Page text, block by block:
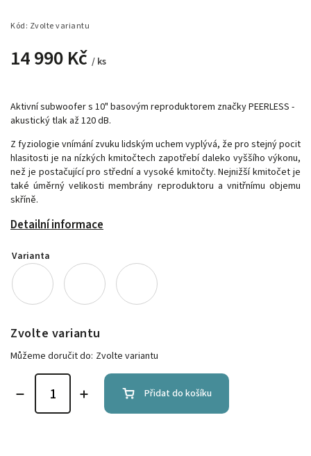
Kód: Zvolte variantu
14 990 Kč / ks
Aktivní subwoofer s 10" basovým reproduktorem značky PEERLESS -
akustický tlak až 120 dB.
Z fyziologie vnímání zvuku lidským uchem vyplývá, že pro stejný pocit
hlasitosti je na nízkých kmitočtech zapotřebí daleko vyššího výkonu,
než je postačující pro střední a vysoké kmitočty. Nejnižší kmitočet je
také úměrný velikosti membrány reproduktoru a vnitřnímu objemu
skříně.
Detailní informace
Varianta
Zvolte variantu
Můžeme doručit do: Zvolte variantu
Přidat do košíku